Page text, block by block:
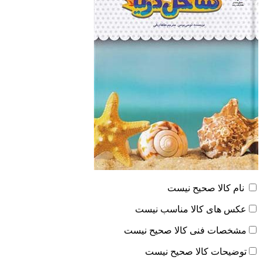
نام کالا صحیح نیست
عکس های کالا مناسب نیست
مشخصات فنی کالا صحیح نیست
توضیحات کالا صحیح نیست